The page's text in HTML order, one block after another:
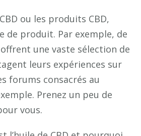
ou les produits CBD,
de produit. Par exemple, de
une vaste sélection de
leurs expériences sur
forums consacrés au
Prenez un peu de
vous.